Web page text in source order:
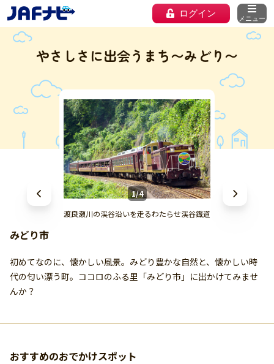
ログイン メニュー
やさしさに出会うまち〜みどり〜
1/4
渡良瀬川の渓谷沿いを走るわたらせ渓谷鐡道
みどり市
初めてなのに、懐かしい風景。みどり豊かな自然と、懐かしい時
代の匂い漂う町。ココロのふる里「みどり市」に出かけてみませ
んか？
おすすめのおでかけスポット